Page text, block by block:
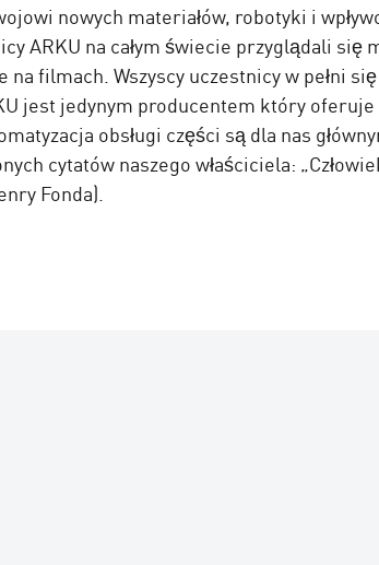
nowych materiałów, robotyki i
ARKU na całym świecie przyglądali się
filmach. Wszyscy uczestnicy w pełni
jest jedynym producentem który
obsługi części są dla nas
cytatów naszego właściciela:
Fonda).